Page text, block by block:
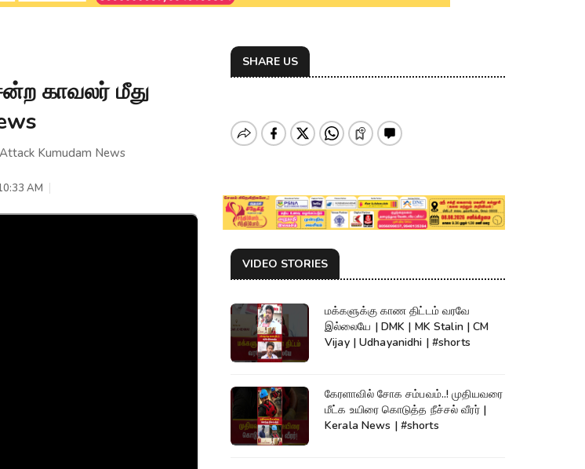
காவலர் மீது
Kumudam News
AM
SHARE US
VIDEO STORIES
மக்களுக்கு காண திட்டம் வரவே
இல்லையே | DMK | MK Stalin | CM
Vijay | Udhayanidhi | #shorts
கேரளாவில் சோக சம்பவம்..! முதியவரை
மீட்க உயிரை கொடுத்த நீச்சல் வீரர் |
Kerala News | #shorts